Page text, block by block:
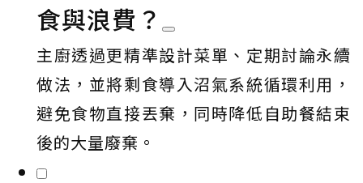
食與浪費？
主廚透過更精準設計菜單、定期討論永續
做法，並將剩食導入沼氣系統循環利用，
避免食物直接丟棄，同時降低自助餐結束
後的大量廢棄。